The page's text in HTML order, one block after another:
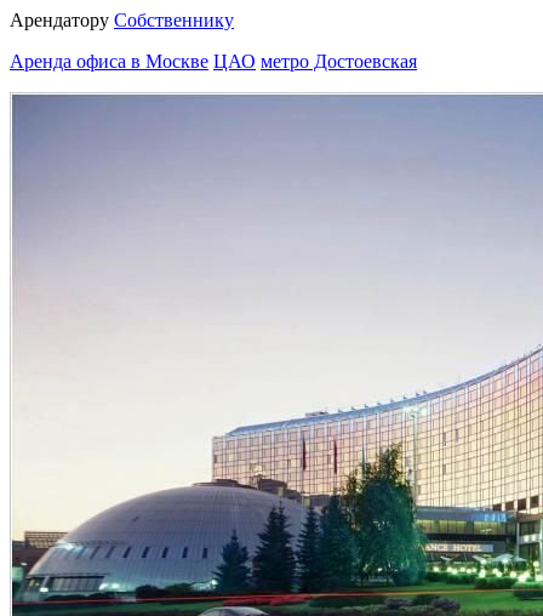
Арендатору Собственнику
Аренда офиса в Москве ЦАО метро Достоевская